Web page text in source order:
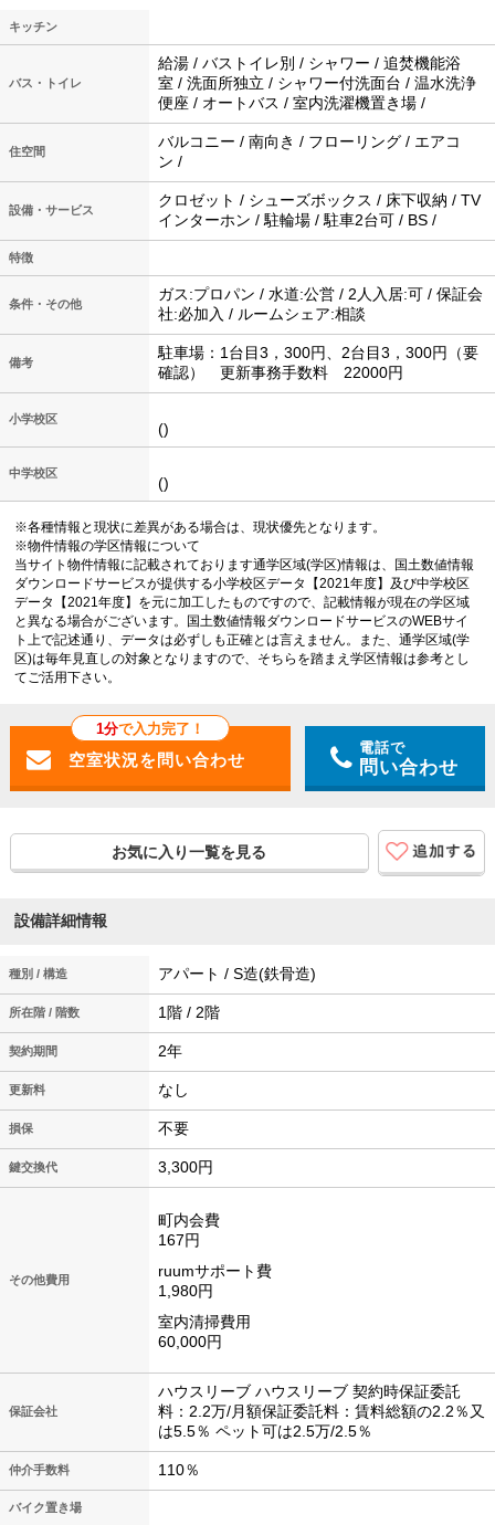
キッチン
バス・トイレ
給湯 / バストイレ別 / シャワー / 追焚機能浴
室 / 洗面所独立 / シャワー付洗面台 / 温水洗浄
便座 / オートバス / 室内洗濯機置き場 /
住空間
バルコニー / 南向き / フローリング / エアコ
ン /
設備・サービス
クロゼット / シューズボックス / 床下収納 / TV
インターホン / 駐輪場 / 駐車2台可 / BS /
特徴
条件・その他
ガス:プロパン / 水道:公営 / 2人入居:可 / 保証会
社:必加入 / ルームシェア:相談
備考
駐車場：1台目3，300円、2台目3，300円（要
確認） 更新事務手数料 22000円
小学校区
()
中学校区
()
※各種情報と現状に差異がある場合は、現状優先となります。
※物件情報の学区情報について
当サイト物件情報に記載されております通学区域(学区)情報は、国土数値情報
ダウンロードサービスが提供する小学校区データ【2021年度】及び中学校区
データ【2021年度】を元に加工したものですので、記載情報が現在の学区域
と異なる場合がございます。国土数値情報ダウンロードサービスのWEBサイ
ト上で記述通り、データは必ずしも正確とは言えません。また、通学区域(学
区)は毎年見直しの対象となりますので、そちらを踏まえ学区情報は参考とし
てご活用下さい。
1分で入力完了！
電話で
問い合わせ
お気に入り一覧を見る
設備詳細情報
種別 / 構造 アパート / S造(鉄骨造)
所在階 / 階数 1階 / 2階
契約期間 2年
更新料 なし
損保 不要
鍵交換代 3,300円
その他費用
町内会費
167円
ruumサポート費
1,980円
室内清掃費用
60,000円
保証会社
ハウスリーブ ハウスリーブ 契約時保証委託
料：2.2万/月額保証委託料：賃料総額の2.2％又
は5.5％ ペット可は2.5万/2.5％
仲介手数料 110％
バイク置き場